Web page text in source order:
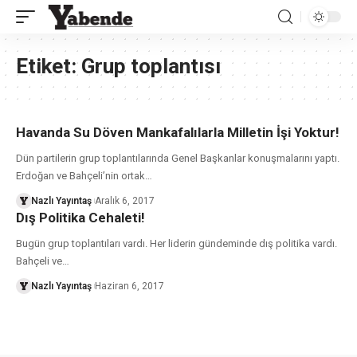
Etiket:Grup toplantısı
Havanda Su Döven Mankafalılarla Milletin İşi Yoktur!
Dün partilerin grup toplantılarında Genel Başkanlar konuşmalarını yaptı.
Erdoğan ve Bahçeli’nin ortak…
Nazlı Yayıntaş Aralık 6, 2017
Dış Politika Cehaleti!
Bugün grup toplantıları vardı. Her liderin gündeminde dış politika vardı.
Bahçeli ve…
Nazlı Yayıntaş Haziran 6, 2017